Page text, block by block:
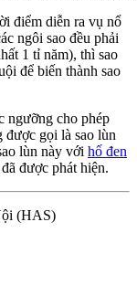
điểm diễn ra vụ nổ
ngôi sao đều phải
1 tỉ năm), thì sao
để biến thành sao
ngưỡng cho phép
được gọi là sao lùn
lùn này với hố đen
được phát hiện.
(HAS)